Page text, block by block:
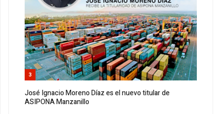
3
José Ignacio Moreno Díaz es el nuevo titular de
ASIPONA Manzanillo